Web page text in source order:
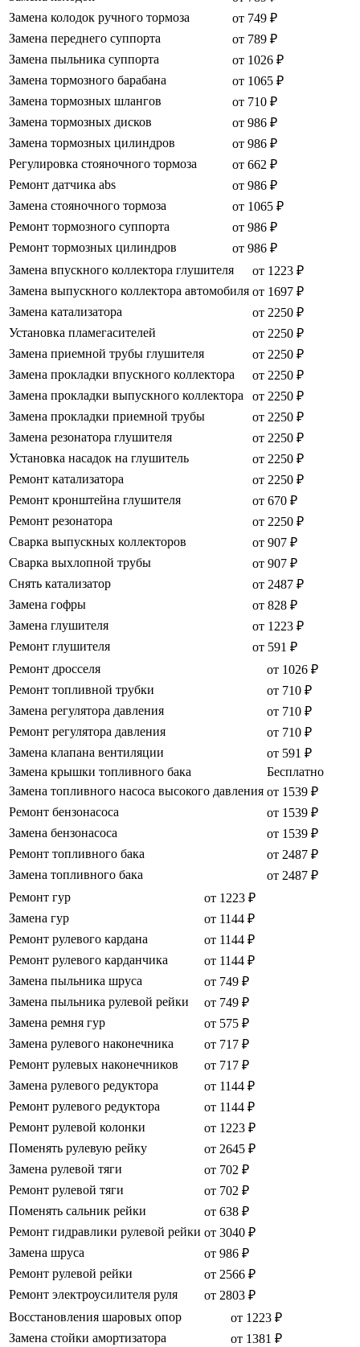
Замена колодок ручного тормоза
от 749 ₽
Замена переднего суппорта
от 789 ₽
Замена пыльника суппорта
от 1026 ₽
Замена тормозного барабана
от 1065 ₽
Замена тормозных шлангов
от 710 ₽
Замена тормозных дисков
от 986 ₽
Замена тормозных цилиндров
от 986 ₽
Регулировка стояночного тормоза
от 662 ₽
Ремонт датчика abs
от 986 ₽
Замена стояночного тормоза
от 1065 ₽
Ремонт тормозного суппорта
от 986 ₽
Ремонт тормозных цилиндров
от 986 ₽
Замена впускного коллектора глушителя
от 1223 ₽
Замена выпускного коллектора автомобиля от 1697 ₽
Замена катализатора
от 2250 ₽
Установка пламегасителей
от 2250 ₽
Замена приемной трубы глушителя
от 2250 ₽
Замена прокладки впускного коллектора
от 2250 ₽
Замена прокладки выпускного коллектора
от 2250 ₽
Замена прокладки приемной трубы
от 2250 ₽
Замена резонатора глушителя
от 2250 ₽
Установка насадок на глушитель
от 2250 ₽
Ремонт катализатора
от 2250 ₽
Ремонт кронштейна глушителя
от 670 ₽
Ремонт резонатора
от 2250 ₽
Сварка выпускных коллекторов
от 907 ₽
Сварка выхлопной трубы
от 907 ₽
Снять катализатор
от 2487 ₽
Замена гофры
от 828 ₽
Замена глушителя
от 1223 ₽
Ремонт глушителя
от 591 ₽
Ремонт дросселя
от 1026 ₽
Ремонт топливной трубки
от 710 ₽
Замена регулятора давления
от 710 ₽
Ремонт регулятора давления
от 710 ₽
Замена клапана вентиляции
от 591 ₽
Замена крышки топливного бака
Бесплатно
Замена топливного насоса высокого давления от 1539 ₽
Ремонт бензонасоса
от 1539 ₽
Замена бензонасоса
от 1539 ₽
Ремонт топливного бака
от 2487 ₽
Замена топливного бака
от 2487 ₽
Ремонт гур
от 1223 ₽
Замена гур
от 1144 ₽
Ремонт рулевого кардана
от 1144 ₽
Ремонт рулевого карданчика
от 1144 ₽
Замена пыльника шруса
от 749 ₽
Замена пыльника рулевой рейки
от 749 ₽
Замена ремня гур
от 575 ₽
Замена рулевого наконечника
от 717 ₽
Ремонт рулевых наконечников
от 717 ₽
Замена рулевого редуктора
от 1144 ₽
Ремонт рулевого редуктора
от 1144 ₽
Ремонт рулевой колонки
от 1223 ₽
Поменять рулевую рейку
от 2645 ₽
Замена рулевой тяги
от 702 ₽
Ремонт рулевой тяги
от 702 ₽
Поменять сальник рейки
от 638 ₽
Ремонт гидравлики рулевой рейки от 3040 ₽
Замена шруса
от 986 ₽
Ремонт рулевой рейки
от 2566 ₽
Ремонт электроусилителя руля
от 2803 ₽
Восстановления шаровых опор
от 1223 ₽
Замена стойки амортизатора
от 1381 ₽